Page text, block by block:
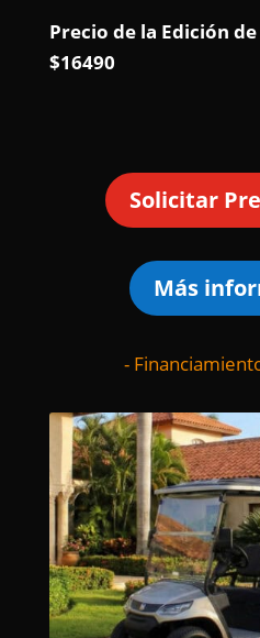
Precio de la Edición
$16490
Solicitar
Más
-